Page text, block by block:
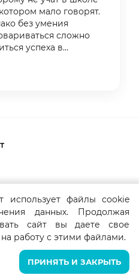
мало говорят.
без умения
сложно
успеха в
устройств
использует файлы cookie
данных. Продолжая
сайт вы даете свое
работу с этими файлами.
ПРИНЯТЬ И ЗАКРЫТЬ